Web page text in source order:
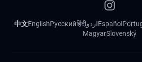
中文EnglishРусскийहिंदीاردوEspañol
MagyarSlovenský